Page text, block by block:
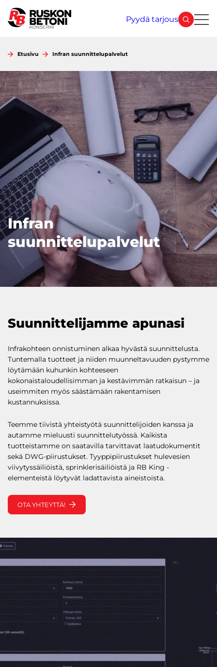
sisältöön
Pyydä tarjous
Etusivu Infran suunnittelupalvelut
Infran
suunnittelupalvelut
Suunnittelijamme apunasi
Infrakohteen onnistuminen alkaa hyvästä suunnittelusta.
Tuntemalla tuotteet ja niiden muunneltavuuden pystymme
löytämään kuhunkin kohteeseen
kokonaistaloudellisimman ja kestävimmän ratkaisun – ja
useimmiten myös säästämään rakentamisen
kustannuksissa.
Teemme tiivistä yhteistyötä suunnittelijoiden kanssa ja
autamme mieluusti suunnittelutyössä. Kaikista
tuotteistamme on saatavilla tarvittavat laatudokumentit
sekä DWG-piirustukset. Tyyppipiirustukset hulevesien
viivytyssäiliöistä, sprinklerisäiliöistä ja RB King -
elementeistä löytyvät ladattavista aineistoista.
OTA YHTEYTTÄ!